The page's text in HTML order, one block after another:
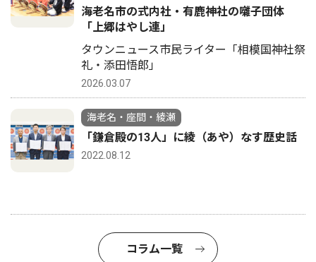
海老名市の式内社・有鹿神社の囃子団体
「上郷はやし連」
タウンニュース市民ライター「相模国神社祭
礼・添田悟郎」
2026.03.07
海老名・座間・綾瀬
「鎌倉殿の13人」に綾（あや）なす歴史話
2022.08.12
コラム一覧